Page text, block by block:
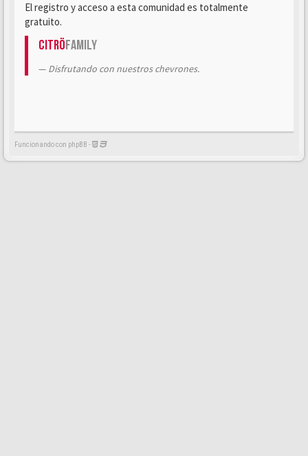
El registro y acceso a esta comunidad es totalmente
gratuito.
CitröFamily
Disfrutando con nuestros chevrones.
Funcionando con phpBB -